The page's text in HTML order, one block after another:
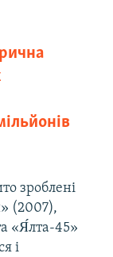
зроблені
(2007),
«Я́лта-45»
і